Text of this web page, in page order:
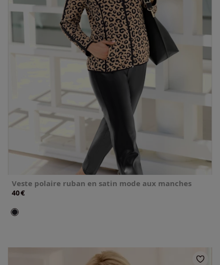
Veste polaire ruban en satin mode aux manches
40€